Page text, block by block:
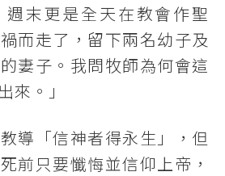
末更是全天在教會作聖
而走了，留下兩名幼子及
妻子。我問牧師為何會這
來。」
導「信神者得永生」，但
前只要懺悔並信仰上帝，